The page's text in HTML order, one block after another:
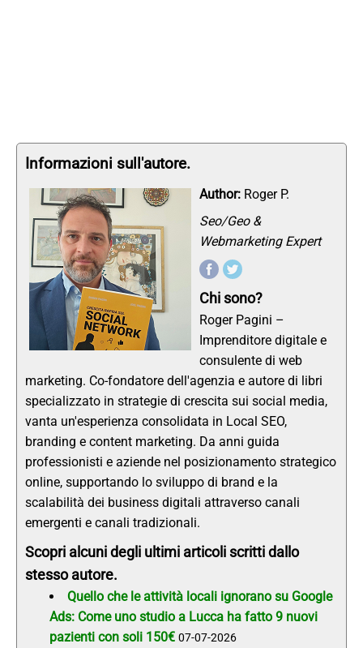
Informazioni sull'autore.
Author: Roger P.
Seo/Geo &
Webmarketing Expert
Chi sono?
Roger Pagini –
Imprenditore digitale e
consulente di web
marketing. Co-fondatore dell'agenzia e autore di libri
specializzato in strategie di crescita sui social media,
vanta un'esperienza consolidata in Local SEO,
branding e content marketing. Da anni guida
professionisti e aziende nel posizionamento strategico
online, supportando lo sviluppo di brand e la
scalabilità dei business digitali attraverso canali
emergenti e canali tradizionali.
Scopri alcuni degli ultimi articoli scritti dallo
stesso autore.
Quello che le attività locali ignorano su Google
Ads: Come uno studio a Lucca ha fatto 9 nuovi
pazienti con soli 150€ 07-07-2026